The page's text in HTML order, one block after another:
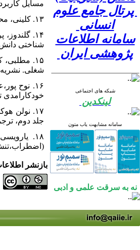
پرتال جامع علوم
انسانی
سامانه اطلاعات
پژوهشی ایران
شبکه های اجتماعی
لینکدین
سامانه مشابهت یاب متون
نه به سرقت علمی و ادبی
مسایل کاربردی
۱۳. کلینی، محمد بن یعقوب.(۱۳۶۵). اصول کافی .جلد دوم. تهران : دار الکتب الاسلامیه.
شناختی دانش
شغلی. نشریه
خودکارامدی
جلد دوم، ترجمه حسن
بازنشر